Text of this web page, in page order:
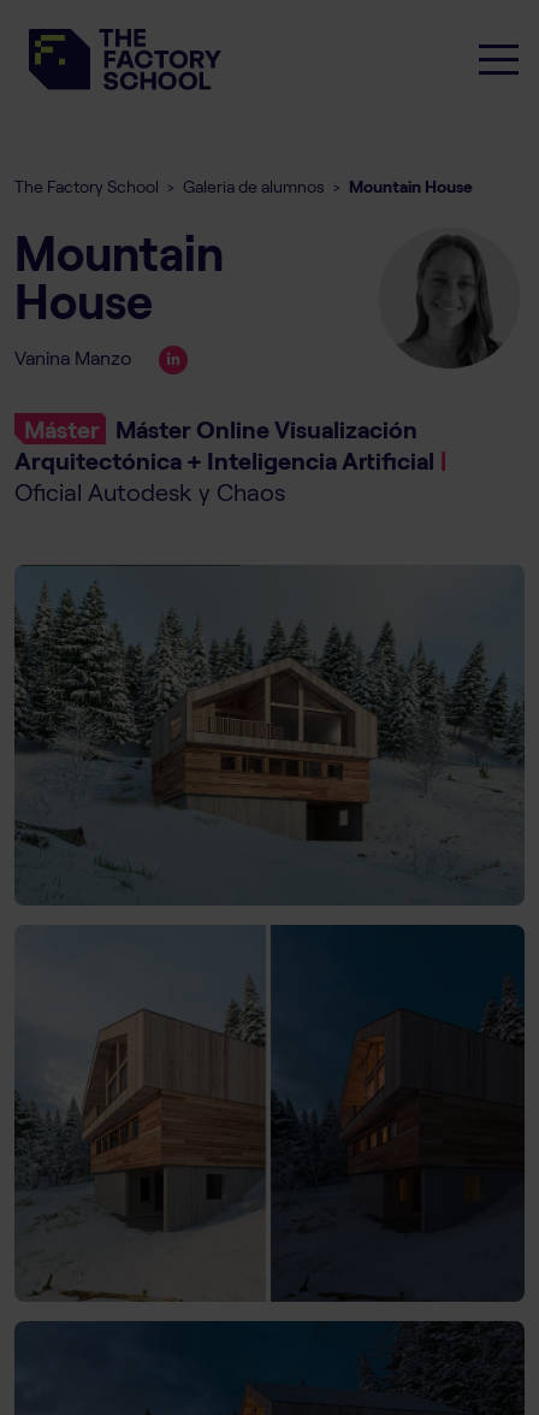
The Factory School > Galeria de alumnos > Mountain House
Mountain
House
Vanina Manzo
Máster Máster Online Visualización
Arquitectónica + Inteligencia Artificial |
Oficial Autodesk y Chaos